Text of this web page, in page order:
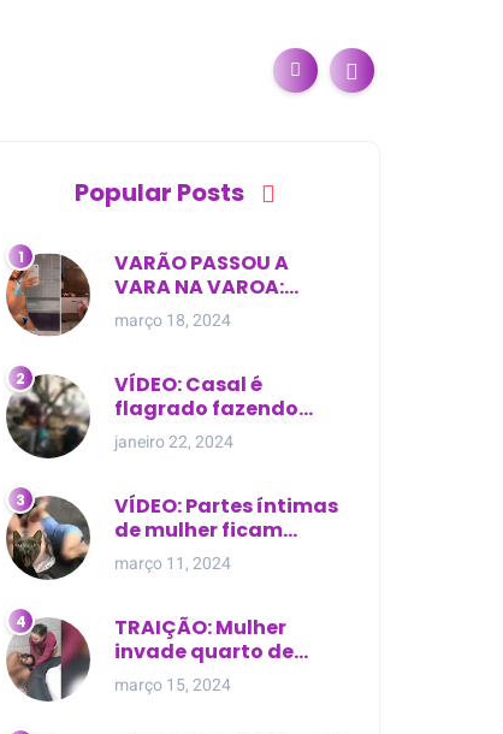
Popular Posts
VARÃO PASSOU A
VARA NA VAROA:
Esposa de pregador
evangélico descobre
extra-conjugal
março 18, 2024
VÍDEO: Casal é
flagrado fazendo
sexo dentro de
cemitério, em cima de
janeiro 22, 2024
VÍDEO: Partes íntimas
de mulher ficam
expostas durante
briga em Manaus
março 11, 2024
TRAIÇÃO: Mulher
invade quarto de
motel e encontra o
marido com outra na
março 15, 2024